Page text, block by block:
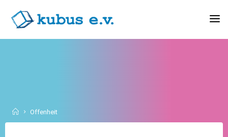
content
HomeOffenheit